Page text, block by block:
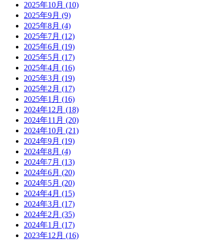
2025年10月 (10)
2025年9月 (9)
2025年8月 (4)
2025年7月 (12)
2025年6月 (19)
2025年5月 (17)
2025年4月 (16)
2025年3月 (19)
2025年2月 (17)
2025年1月 (16)
2024年12月 (18)
2024年11月 (20)
2024年10月 (21)
2024年9月 (19)
2024年8月 (4)
2024年7月 (13)
2024年6月 (20)
2024年5月 (20)
2024年4月 (15)
2024年3月 (17)
2024年2月 (35)
2024年1月 (17)
2023年12月 (16)